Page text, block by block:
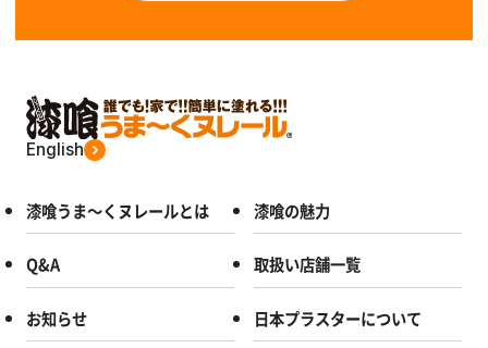
English
漆喰うま～くヌレールとは 漆喰の魅力
Q&A 取扱い店舗一覧
お知らせ 日本プラスターについて